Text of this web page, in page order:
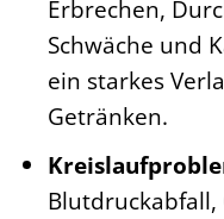
Erbrechen,
Schwäche und
ein starkes
Getränken.